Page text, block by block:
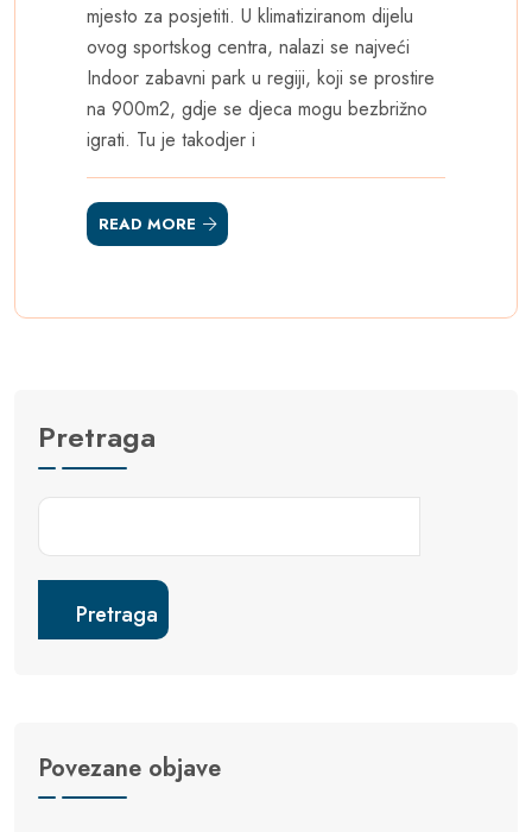
mjesto za posjetiti. U klimatiziranom dijelu
ovog sportskog centra, nalazi se najveći
Indoor zabavni park u regiji, koji se prostire
na 900m2, gdje se djeca mogu bezbrižno
igrati. Tu je takodjer i
READ MORE
Pretraga
Pretraga
Povezane objave